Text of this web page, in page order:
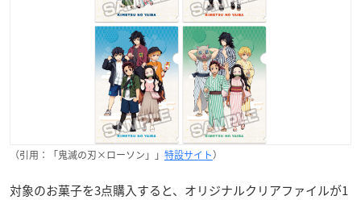
（引用：「鬼滅の刃×ローソン」」 特設サイト）
対象のお菓子を3点購入すると、オリジナルクリアファイルが1